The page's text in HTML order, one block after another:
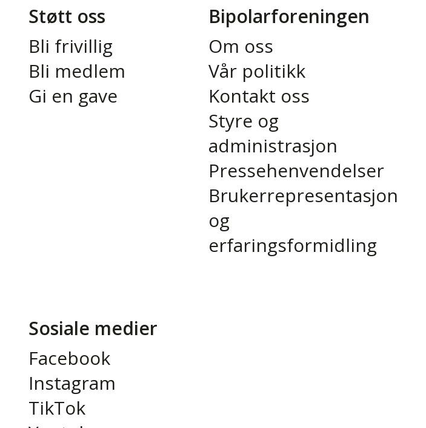
Støtt oss
Bli frivillig
Bli medlem
Gi en gave
Bipolarforeningen
Om oss
Vår politikk
Kontakt oss
Styre og
administrasjon
Pressehenvendelser
Brukerrepresentasjon
og
erfaringsformidling
Sosiale medier
Facebook
Instagram
TikTok